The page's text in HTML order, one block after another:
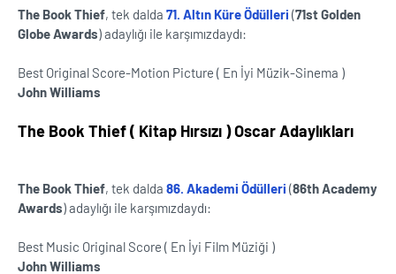
The Book Thief, tek dalda 71. Altın Küre Ödülleri (71st Golden
Globe Awards) adaylığı ile karşımızdaydı:
Best Original Score-Motion Picture ( En İyi Müzik-Sinema )
John Williams
The Book Thief ( Kitap Hırsızı ) Oscar Adaylıkları
The Book Thief, tek dalda 86. Akademi Ödülleri (86th Academy
Awards) adaylığı ile karşımızdaydı:
Best Music Original Score ( En İyi Film Müziği )
John Williams